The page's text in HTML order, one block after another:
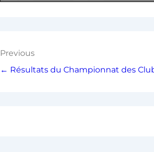
Previous
← Résultats du Championnat des